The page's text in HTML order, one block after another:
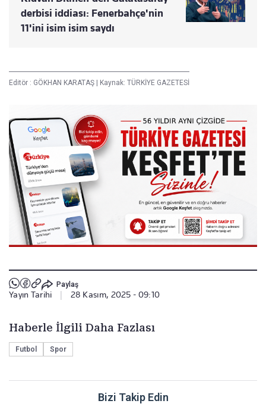
derbisi iddiası: Fenerbahçe'nin
11'ini isim isim saydı
Editör : GÖKHAN KARATAŞ | Kaynak: TÜRKİYE GAZETESİ
Paylaş
Yayın Tarihi 28 Kasım, 2025 - 09:10
Haberle İlgili Daha Fazlası
Futbol Spor
Bizi Takip Edin